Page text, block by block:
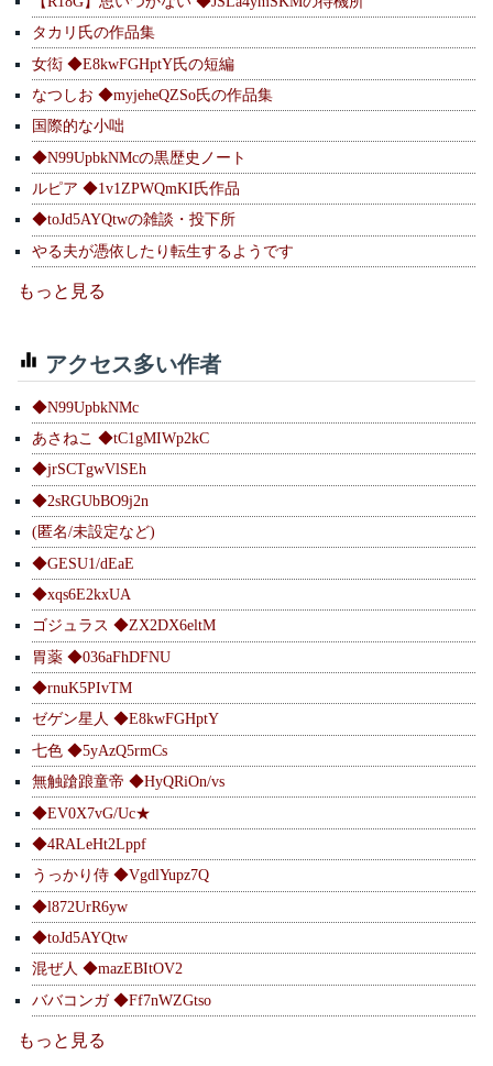
タカリ氏の作品集
女衒 ◆E8kwFGHptY氏の短編
なつしお ◆myjeheQZSo氏の作品集
国際的な小咄
◆N99UpbkNMcの黒歴史ノート
ルピア ◆1v1ZPWQmKI氏作品
◆toJd5AYQtwの雑談・投下所
やる夫が憑依したり転生するようです
もっと見る
アクセス多い作者
◆N99UpbkNMc
あさねこ ◆tC1gMIWp2kC
◆jrSCTgwVlSEh
◆2sRGUbBO9j2n
(匿名/未設定など)
◆GESU1/dEaE
◆xqs6E2kxUA
ゴジュラス ◆ZX2DX6eltM
胃薬 ◆036aFhDFNU
◆rnuK5PIvTM
ゼゲン星人 ◆E8kwFGHptY
七色 ◆5yAzQ5rmCs
無触蹌踉童帝 ◆HyQRiOn/vs
◆EV0X7vG/Uc★
◆4RALeHt2Lppf
うっかり侍 ◆VgdlYupz7Q
◆l872UrR6yw
◆toJd5AYQtw
混ぜ人 ◆mazEBItOV2
ババコンガ ◆Ff7nWZGtso
もっと見る